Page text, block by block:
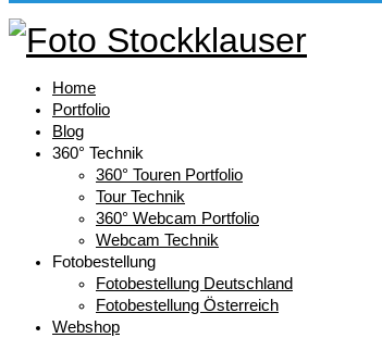
Home
Portfolio
Blog
360° Technik
360° Touren Portfolio
Tour Technik
360° Webcam Portfolio
Webcam Technik
Fotobestellung
Fotobestellung Deutschland
Fotobestellung Österreich
Webshop